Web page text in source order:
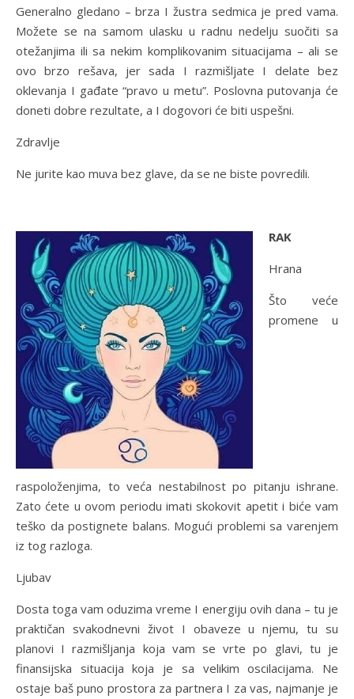
Generalno gledano – brza I žustra sedmica je pred vama.
Možete se na samom ulasku u radnu nedelju suočiti sa
otežanjima ili sa nekim komplikovanim situacijama – ali se
ovo brzo rešava, jer sada I razmišljate I delate bez
oklevanja I gađate “pravo u metu”. Poslovna putovanja će
doneti dobre rezultate, a I dogovori će biti uspešni.
Zdravlje
Ne jurite kao muva bez glave, da se ne biste povredili.
RAK
Hrana
Što veće
promene u
raspoloženjima, to veća nestabilnost po pitanju ishrane.
Zato ćete u ovom periodu imati skokovit apetit i biće vam
teško da postignete balans. Mogući problemi sa varenjem
iz tog razloga.
Ljubav
Dosta toga vam oduzima vreme I energiju ovih dana – tu je
praktičan svakodnevni život I obaveze u njemu, tu su
planovi I razmišljanja koja vam se vrte po glavi, tu je
finansijska situacija koja je sa velikim oscilacijama. Ne
ostaje baš puno prostora za partnera I za vas, najmanje je